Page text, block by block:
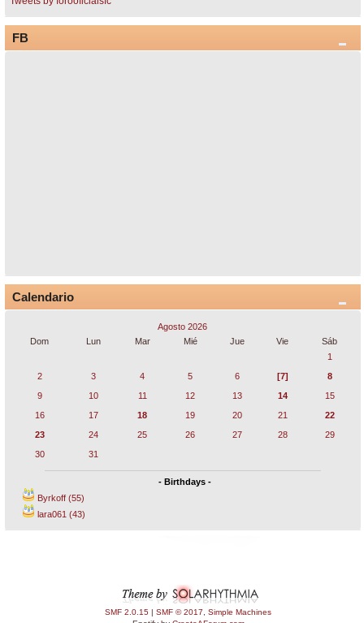
FB
Calendario
Agosto 2026
Dom
Lun Mar Mié Jue Vie
Sáb
1
2
3 4 5 6 [7]
8
9
10 11 12 13 14
15
16
17 18 19 20 21
22
23
24 25 26 27 28
29
30
31
- Birthdays -
Byrkoff (55)
lara061 (43)
SMF 2.0.15 | SMF © 2017
Simple Machines